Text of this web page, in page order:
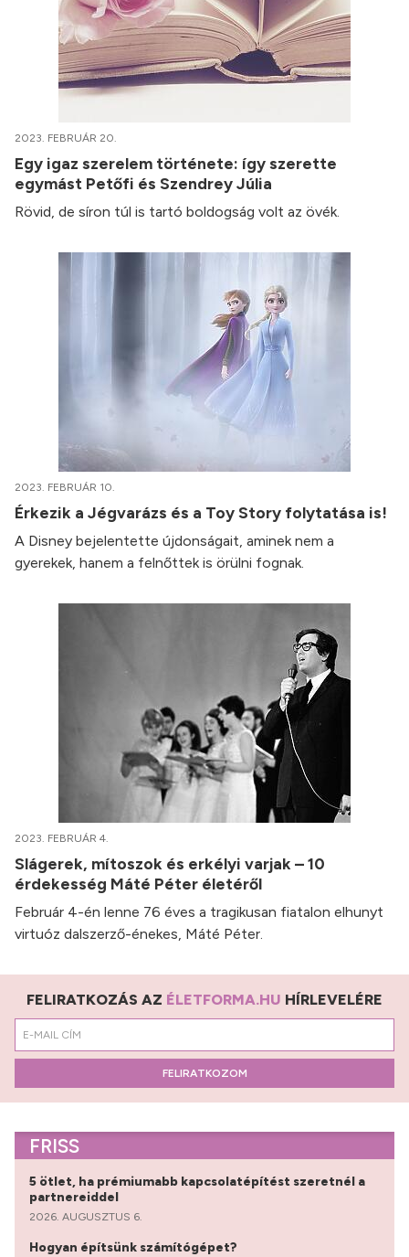
2023. FEBRUÁR 20.
Egy igaz szerelem története: így szerette
egymást Petőfi és Szendrey Júlia
Rövid, de síron túl is tartó boldogság volt az övék.
2023. FEBRUÁR 10.
Érkezik a Jégvarázs és a Toy Story folytatása is!
A Disney bejelentette újdonságait, aminek nem a
gyerekek, hanem a felnőttek is örülni fognak.
2023. FEBRUÁR 4.
Slágerek, mítoszok és erkélyi varjak – 10
érdekesség Máté Péter életéről
Február 4-én lenne 76 éves a tragikusan fiatalon elhunyt
virtuóz dalszerző-énekes, Máté Péter.
FELIRATKOZÁS AZ ÉLETFORMA.HU HÍRLEVELÉRE
FELIRATKOZOM
FRISS
5 ötlet, ha prémiumabb kapcsolatépítést szeretnél a
partnereiddel
2026. AUGUSZTUS 6.
Hogyan építsünk számítógépet?